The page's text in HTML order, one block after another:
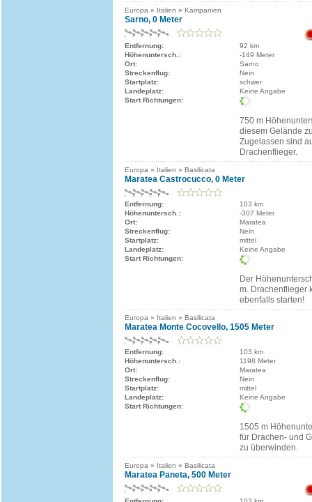
Europa » Italien » Kampanien
Sarno, 0 Meter
Entfernung:
92 km
Höhenuntersch.:
-149 Meter
Ort:
Sarno
Streckenflug:
Nein
Startplatz:
schwer
Landeplatz:
Keine Angabe
Start Richtungen:
750 m
diesem Gelände
Zugelassen sind
Drachenflieger.
Europa » Italien » Basilicata
Maratea Castrocucco, 0 Meter
Entfernung:
103 km
Höhenuntersch.:
-307 Meter
Ort:
Maratea
Streckenflug:
Nein
Startplatz:
mittel
Landeplatz:
Keine Angabe
Start Richtungen:
Der
m. Drachenflieger
ebenfalls starten!
Europa » Italien » Basilicata
Maratea Monte Cocovello, 1505 Meter
Entfernung:
103 km
Höhenuntersch.:
1198 Meter
Ort:
Maratea
Streckenflug:
Nein
Startplatz:
mittel
Landeplatz:
Keine Angabe
Start Richtungen:
1505 m
für Drachen- und
zu überwinden.
Europa » Italien » Basilicata
Maratea Paneta, 500 Meter